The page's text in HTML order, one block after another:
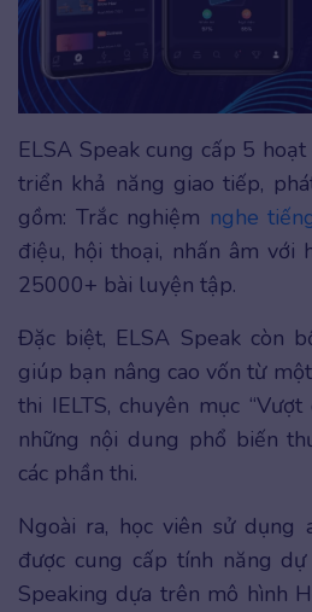
ELSA Speak cung cấp 5
triển khả năng giao tiếp,
gồm: Trắc nghiệm nghe
điệu, hội thoại, nhấn âm với
25000+ bài luyện tập.
Đặc biệt, ELSA Speak còn
giúp bạn nâng cao vốn từ
thi IELTS, chuyên mục
những nội dung phổ biến
các phần thi.
Ngoài ra, học viên sử dụng
được cung cấp tính năng
Speaking dựa trên mô hình